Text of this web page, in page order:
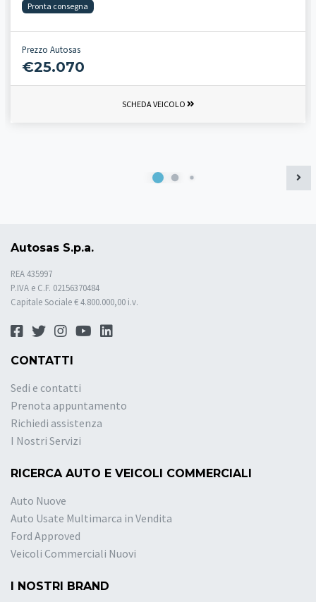
Pronta consegna
Prezzo Autosas
€25.070
SCHEDA VEICOLO
Autosas S.p.a.
REA 435997
P.IVA e C.F. 02156370484
Capitale Sociale € 4.800.000,00 i.v.
CONTATTI
Sedi e contatti
Prenota appuntamento
Richiedi assistenza
I Nostri Servizi
RICERCA AUTO E VEICOLI COMMERCIALI
Auto Nuove
Auto Usate Multimarca in Vendita
Ford Approved
Veicoli Commerciali Nuovi
I NOSTRI BRAND